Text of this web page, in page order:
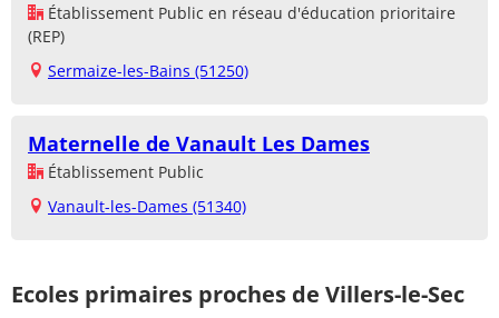
Établissement Public en réseau d'éducation prioritaire
(REP)
Sermaize-les-Bains (51250)
Maternelle de Vanault Les Dames
Établissement Public
Vanault-les-Dames (51340)
Ecoles primaires proches de Villers-le-Sec